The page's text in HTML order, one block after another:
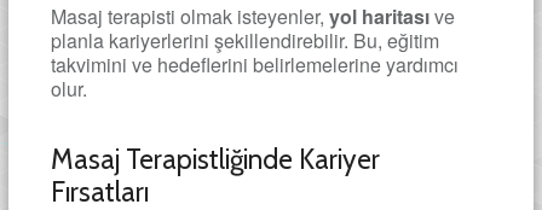
Masaj terapisti olmak isteyenler, yol haritasıve
planla kariyerlerini şekillendirebilir. Bu, eğitim
takvimini ve hedeflerini belirlemelerine yardımcı
olur.
Masaj Terapistliğinde Kariyer
Fırsatları